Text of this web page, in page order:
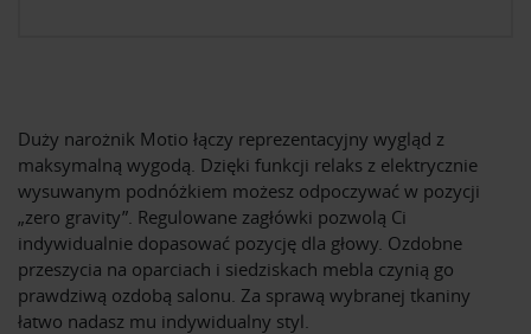
Duży narożnik Motio łączy reprezentacyjny wygląd z
maksymalną wygodą. Dzięki funkcji relaks z elektrycznie
wysuwanym podnóżkiem możesz odpoczywać w pozycji
„zero gravity”. Regulowane zagłówki pozwolą Ci
indywidualnie dopasować pozycję dla głowy. Ozdobne
przeszycia na oparciach i siedziskach mebla czynią go
prawdziwą ozdobą salonu. Za sprawą wybranej tkaniny
łatwo nadasz mu indywidualny styl.